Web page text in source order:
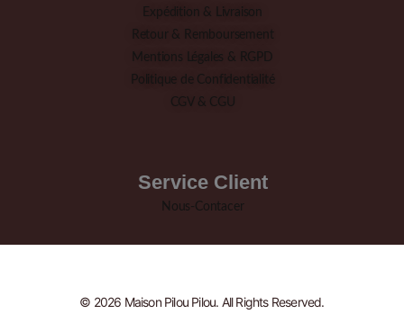
Expédition & Livraison
Retour & Remboursement
Mentions Légales & RGPD
Politique de Confidentialité
CGV & CGU
Service Client
Nous-Contacer
© 2026 Maison Pilou Pilou. All Rights Reserved.